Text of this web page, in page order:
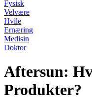
Fysisk
Velvære
Hvile
Ernæring
Medisin
Doktor
Aftersun:
Produkter?